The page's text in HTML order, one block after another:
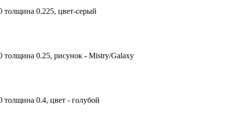
толщина 0.225, цвет-серый
толщина 0.25, рисунок - Mistry/Galaxy
0.4, цвет - голубой